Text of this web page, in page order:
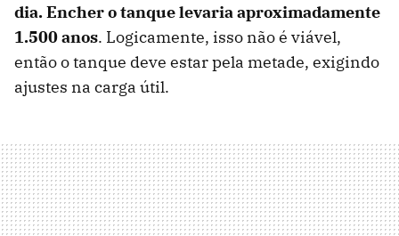
dia. Encher o tanque levaria aproximadamente
1.500 anos. Logicamente, isso não é viável,
então o tanque deve estar pela metade, exigindo
ajustes na carga útil.